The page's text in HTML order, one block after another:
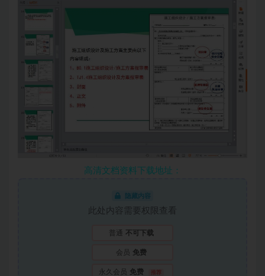
高清文档资料下载地址：
隐藏内容
此处内容需要权限查看
普通 不可下载
会员 免费
永久会员 免费 推荐